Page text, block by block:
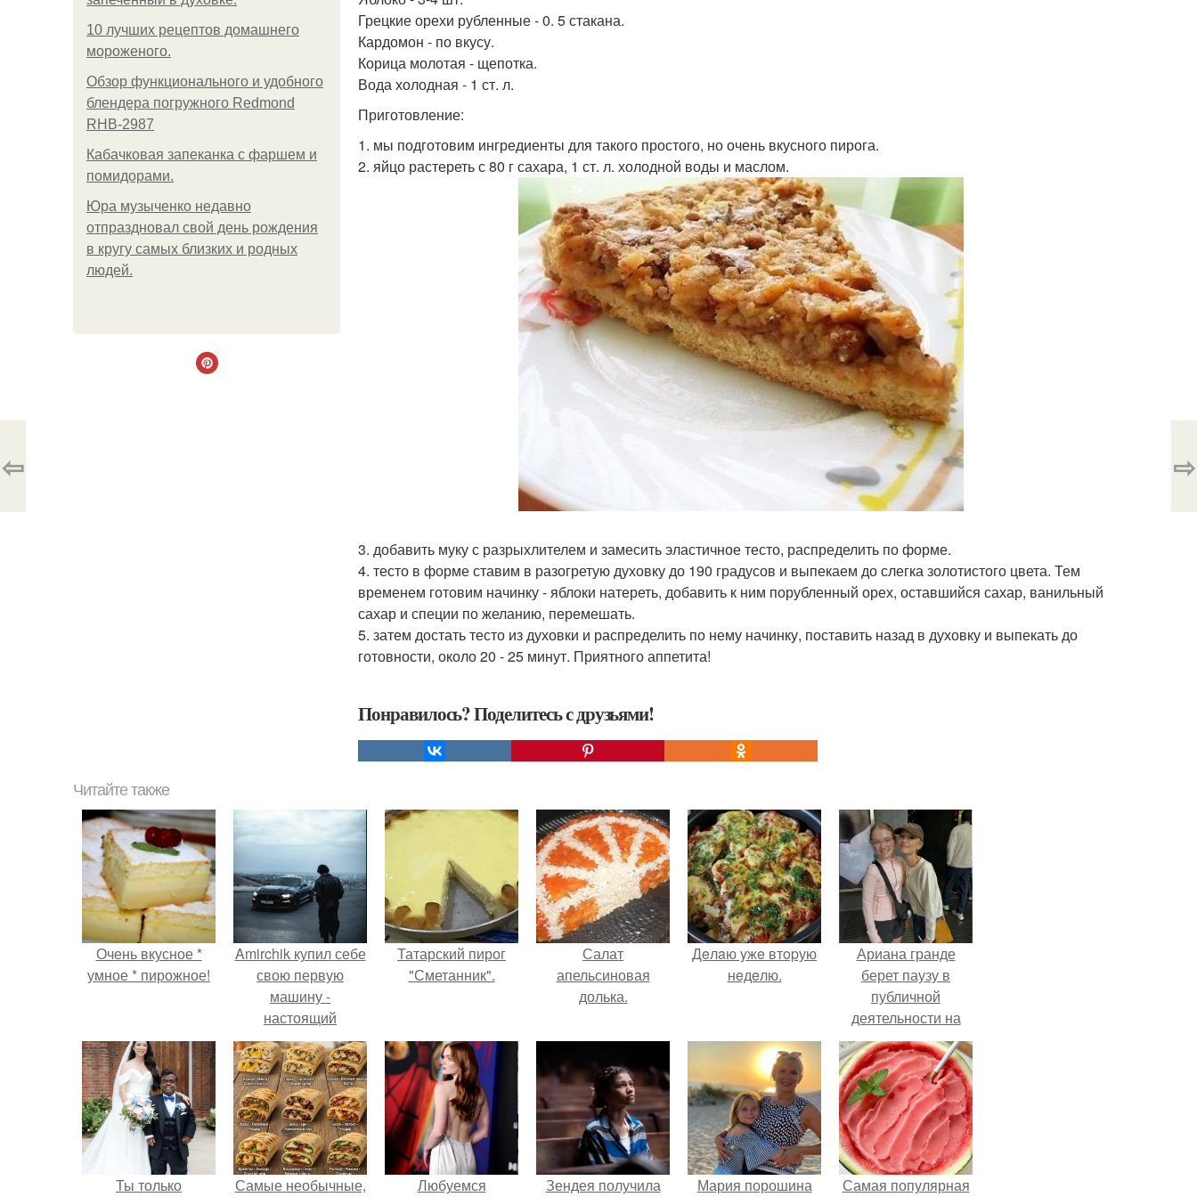
10 лучших рецептов домашнего
мороженого.
Обзор функционального и удобного
блендера погружного Redmond
RHB-2987
Кабачковая запеканка с фаршем и
помидорами.
Юра музыченко недавно
отпраздновал свой день рождения
в кругу самых близких и родных
людей.
Грецкие орехи рубленные - 0. 5 стакана.
Кардомон - по вкусу.
Корица молотая - щепотка.
Вода холодная - 1 ст. л.
Приготовление:
1. мы подготовим ингредиенты для такого простого, но очень вкусного пирога.
2. яйцо растереть с 80 г сахара, 1 ст. л. холодной воды и маслом.
3. добавить муку с разрыхлителем и замесить эластичное тесто, распределить по форме.
4. тесто в форме ставим в разогретую духовку до 190 градусов и выпекаем до слегка золотистого цвета. Тем
временем готовим начинку - яблоки натереть, добавить к ним порубленный орех, оставшийся сахар, ванильный
сахар и специи по желанию, перемешать.
5. затем достать тесто из духовки и распределить по нему начинку, поставить назад в духовку и выпекать до
готовности, около 20 - 25 минут. Приятного аппетита!
Понравилось? Поделитесь с друзьями!
⇦ ⇨
Читайте также
Очень вкусное *
умное * пирожное!
Amirchik купил себе
свою первую
машину -
настоящий
автомобиль мечты
для многих
автолюбителей.
Татарский пирог
"Сметанник".
Салат
апельсиновая
долька.
Дeлaю yжe втopую
нeдeлю.
Ариана гранде
берет паузу в
публичной
деятельности на
фоне слухов о
своем здоровье.
Ты только
Самые необычные,
Любуемся
Зендея получила
Мария порошина
Самая популярная